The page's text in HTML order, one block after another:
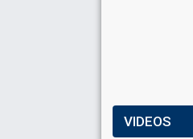
VIDEOS